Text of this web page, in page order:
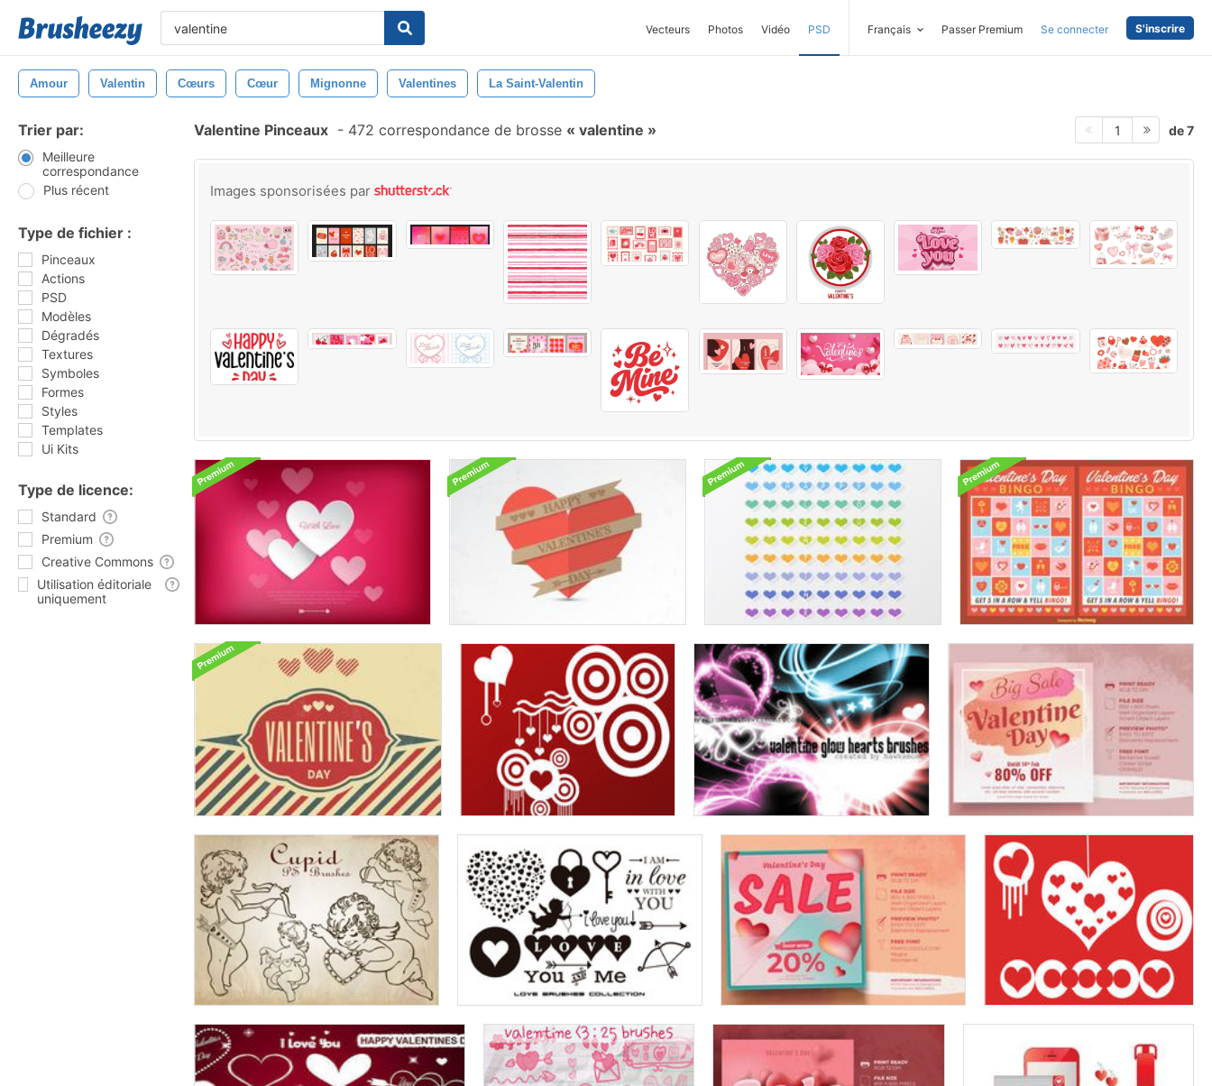
Vecteurs Photos Vidéo PSD Français Passer Premium Se connecter S'inscrire
Amour Valentin Cœurs Cœur Mignonne Valentines La Saint-Valentin
Trier par:
Meilleure
correspondance
Plus récent
Type de fichier :
Pinceaux
Actions
PSD
Modèles
Dégradés
Textures
Symboles
Formes
Styles
Templates
Ui Kits
Type de licence:
Standard
Premium
Creative Commons
Utilisation éditoriale
uniquement
Valentine Pinceaux - 472 correspondance de brosse valentine 1 de 7
Images sponsorisées par